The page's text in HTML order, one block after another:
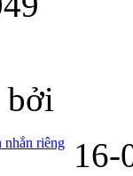
bởi
nhắn riêng